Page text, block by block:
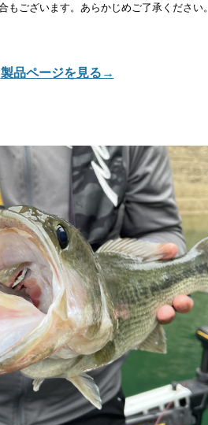
ございます。あらかじめご了承ください。
製品ページを見る→